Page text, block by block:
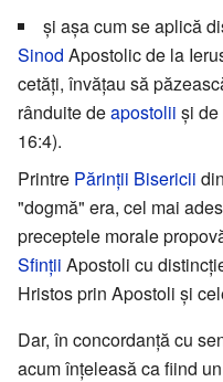
şi aşa cum se aplică
Sinod Apostolic de la
cetăţi, învăţau să
rânduite deapostolii şi
16:4).
Printre Părinţii Bisericii
"dogmă" era, cel mai
preceptele morale
Sfinţii Apostoli cu
Hristos prin Apostoli şi
Dar, în concordanţă cu
acum înţeleasă ca fiind